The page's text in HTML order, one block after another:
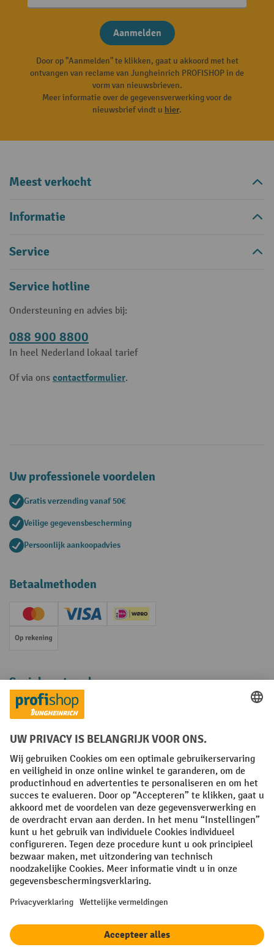
Aanmelden
Door op "Aanmelden" te klikken, gaat u akkoord met het
ontvangen van reclame van Jungheinrich PROFISHOP in de
vorm van nieuwsbrieven.
Meer informatie over de gegevensverwerking voor de
nieuwsbrief vindt u hier.
Meest verkocht
Informatie
Service
Service hotline
Ondersteuning en advies bij:
088 900 8800
In heel Nederland lokaal tarief
Of via ons contactformulier.
Uw professionele voordelen
Gratis verzending vanaf 50€
Veilige gegevensbescherming
Persoonlijk aankoopadvies
Betaalmethoden
Creditcard (Master)Creditcard (Visa)iDEAL | Wero
Op rekening
Sociale netwerken
Facebook
YouTube
LinkedInInstagram
Algemene leveringsvoorwaarden Copyright
Privacyverklaring Privacy Instellingen
All prices excl. VAT plusshipping costs and possible delivery charges,
if not stated otherwise.
¹ De korting is geldig zolang de voorraad strekt. De korting is niet van
toepassing op speciale prijzen. Een combinatie met andere
procentuele kortingen of vouchers is niet mogelijk. | ² De korting
nieuwsbrief. De voucher is 10 dagen geldig en kan online worden
korting varieert per productcategorie en is maximaal 10%. Elektrische
pallettrucks, elektrische stapelaars, elektrische heftrucks en